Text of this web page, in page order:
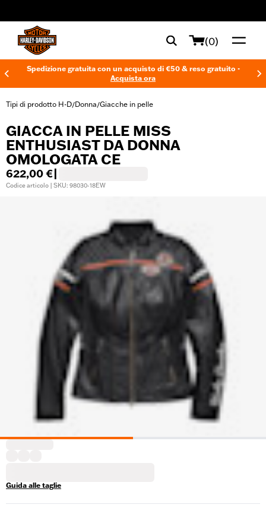
(0)
Spedizione gratuita con un acquisto di €50 & reso gratuito -
Acquista ora
Tipi di prodotto H-D/Donna/Giacche in pelle
GIACCA IN PELLE MISS
ENTHUSIAST DA DONNA
OMOLOGATA CE
622,00 €
Codice articolo | SKU: 98030-18EW
Guida alle taglie